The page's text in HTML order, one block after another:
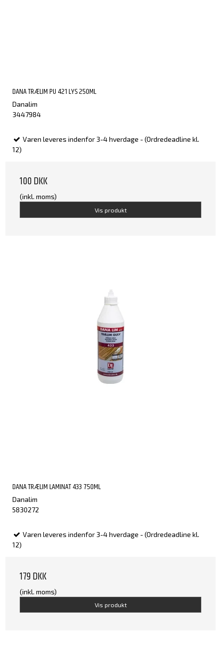
DANA TRÆLIM PU 421 LYS 250ML
Danalim
3447984
Varen leveres indenfor 3-4 hverdage - (Ordredeadline kl.
12)
100 DKK
(inkl. moms)
Vis produkt
DANA TRÆLIM LAMINAT 433 750ML
Danalim
5830272
Varen leveres indenfor 3-4 hverdage - (Ordredeadline kl.
12)
179 DKK
(inkl. moms)
Vis produkt